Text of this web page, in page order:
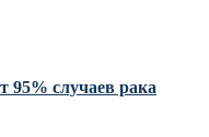
95% случаев рака